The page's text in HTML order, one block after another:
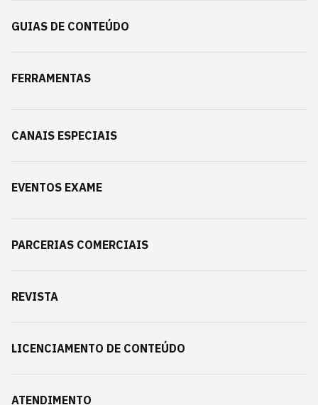
GUIAS DE CONTEÚDO
FERRAMENTAS
CANAIS ESPECIAIS
EVENTOS EXAME
PARCERIAS COMERCIAIS
REVISTA
LICENCIAMENTO DE CONTEÚDO
ATENDIMENTO